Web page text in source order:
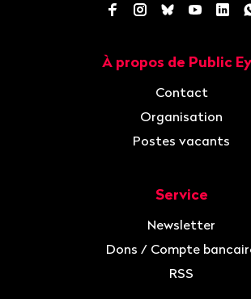
Facebook
Instagram
BlueskyYouTube
À propos de Public
Contact
Organisation
Postes vacants
Service
Newsletter
Dons / Compte
RSS